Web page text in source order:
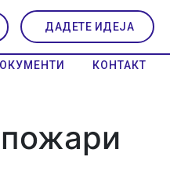
ДАДЕТЕ ИДЕЈА
КОНТАКТ